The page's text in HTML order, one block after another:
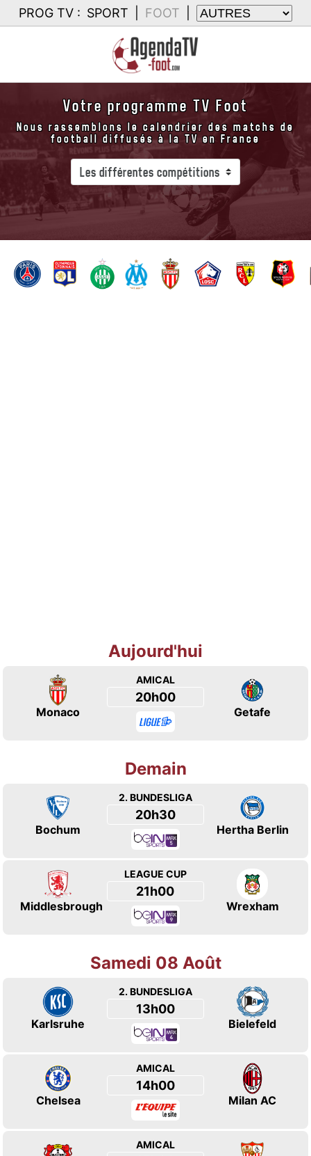
PROG TV : SPORT FOOT
Votre programme TV Foot
Nous rassemblons le calendrier des matchs de
football diffusés à la TV en France
Aujourd'hui
Monaco
AMICAL
20h00
Getafe
Demain
Bochum
2. BUNDESLIGA
20h30
Hertha Berlin
Middlesbrough
LEAGUE CUP
21h00
Wrexham
Samedi 08 Août
Karlsruhe
2. BUNDESLIGA
13h00
Bielefeld
Chelsea
AMICAL
14h00
Milan AC
AMICAL